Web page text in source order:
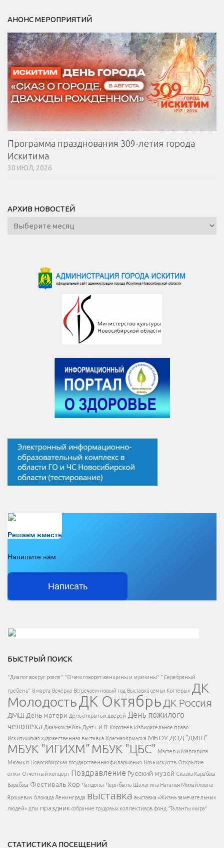
АНОНС МЕРОПРИЯТИЙ
Программа празднования 309-летия города
Искитима
30 ИЮЛ, 2026
АРХИВ НОВОСТЕЙ
Архив
новостей
Решаем вместе
Напишите нам
Написать
Есть вопрос?
Напишите нам
</span >
Написать
</button >
</div >
</div > </div >
БЫСТРЫЙ ПОИСК
"Диалог вокруг рояля" "О чем говорят женщины и мужчины" "Серебряный
гребень" 8 марта Вечёрка Встречаем новый год Выставка семьи Когтевых ДК
МолодостьДК Октябрь ДК Россия
ДМШ День матери День открытых дверей День пожилого
человека Джаз-коктейль Дуэт+ И.В. Коротеев Избирательное право
Искитимская художественная выставка Красная ярмарка МБОУ ДОД "ДМШ"
МБУК "ИГИХМ" МБУК "ЦБС" Мастер и Маргарита
Мюзикл Новосибирская государственная филармония Ночь искусств Открытие
елки Отчетный концерт Поздравление Русский музей Сказка Карабаса
Барабаса Фестиваль Хор Чалдоны Чернбыль Шалагина Наталья Михайловна
Ярошевич блокада Ленинграда выставка выставка «Жизнь замечательных
людей» дпи праздник собрание трудовых коллективов фонд "Таланты мира"
СТАТИСТИКА ПОСЕЩЕНИЙ